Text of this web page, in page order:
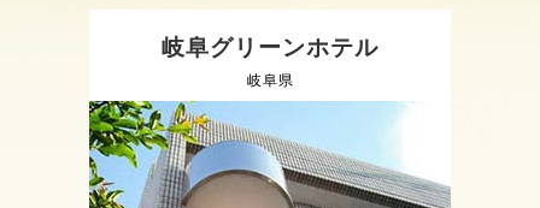
岐阜グリーンホテル
岐阜県